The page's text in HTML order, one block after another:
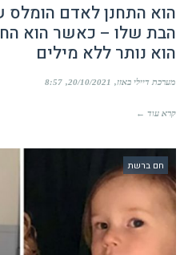
הוא התחנן לאדם הומלס
הבת שלו – כאשר הוא
הוא נותר ללא מילים
מערכת דיילי באזז 20/10/2021
8:57
קרא עוד ←
חם ברשת